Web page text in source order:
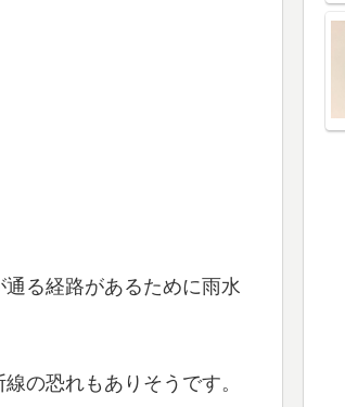
る経路があるために雨水
の恐れもありそうです。